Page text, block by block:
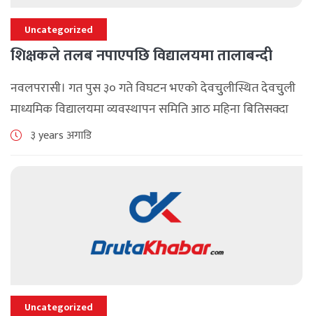
Uncategorized
शिक्षकले तलब नपाएपछि विद्यालयमा तालाबन्दी
नवलपरासी। गत पुस ३० गते विघटन भएको देवचुुलीस्थित देवचुुली
माध्यमिक विद्यालयमा व्यवस्थापन समिति आठ महिना बितिसक्दा
पनि नयाँ समिति बन्न नसक्दा शिक्षकले अहिलेसम्म तलबभता
३ years अगाडि
Uncategorized